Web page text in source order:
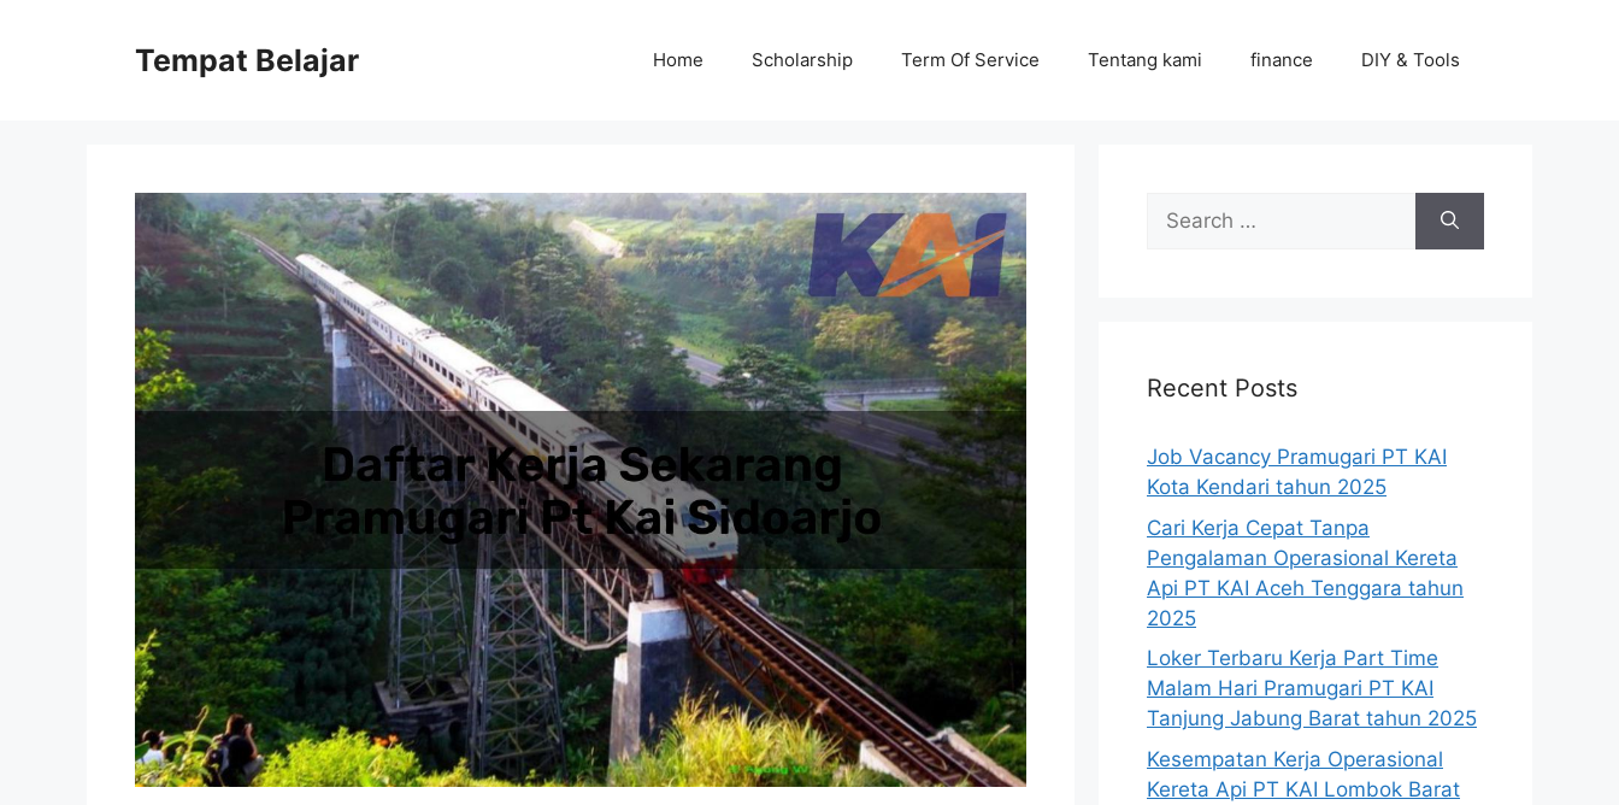
Tempat Belajar Home Scholarship Term Of Service Tentang kami finance DIY & Tools
Search
for:
Recent Posts
Job Vacancy Pramugari PT KAI
Kota Kendari tahun 2025
Cari Kerja Cepat Tanpa
Pengalaman Operasional Kereta
Api PT KAI Aceh Tenggara tahun
2025
Loker Terbaru Kerja Part Time
Malam Hari Pramugari PT KAI
Tanjung Jabung Barat tahun 2025
Kesempatan Kerja Operasional
Kereta Api PT KAI Lombok Barat